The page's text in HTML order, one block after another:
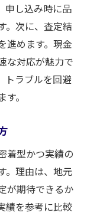
申し込み時に品
。次に、査定結
進めます。現金
な対応が魅力で
トラブルを回避
。
着型かつ実績の
。理由は、地元
が期待できるか
績を参考に比較